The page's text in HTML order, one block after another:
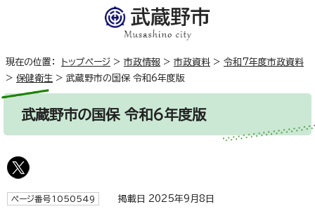
現在の位置： トップページ > 市政情報 > 市政資料 > 令和7年度市政資料
> 保健衛生 > 武蔵野市の国保 令和6年度版
武蔵野市の国保 令和6年度版
ページ番号1050549 掲載日 2025年9月8日